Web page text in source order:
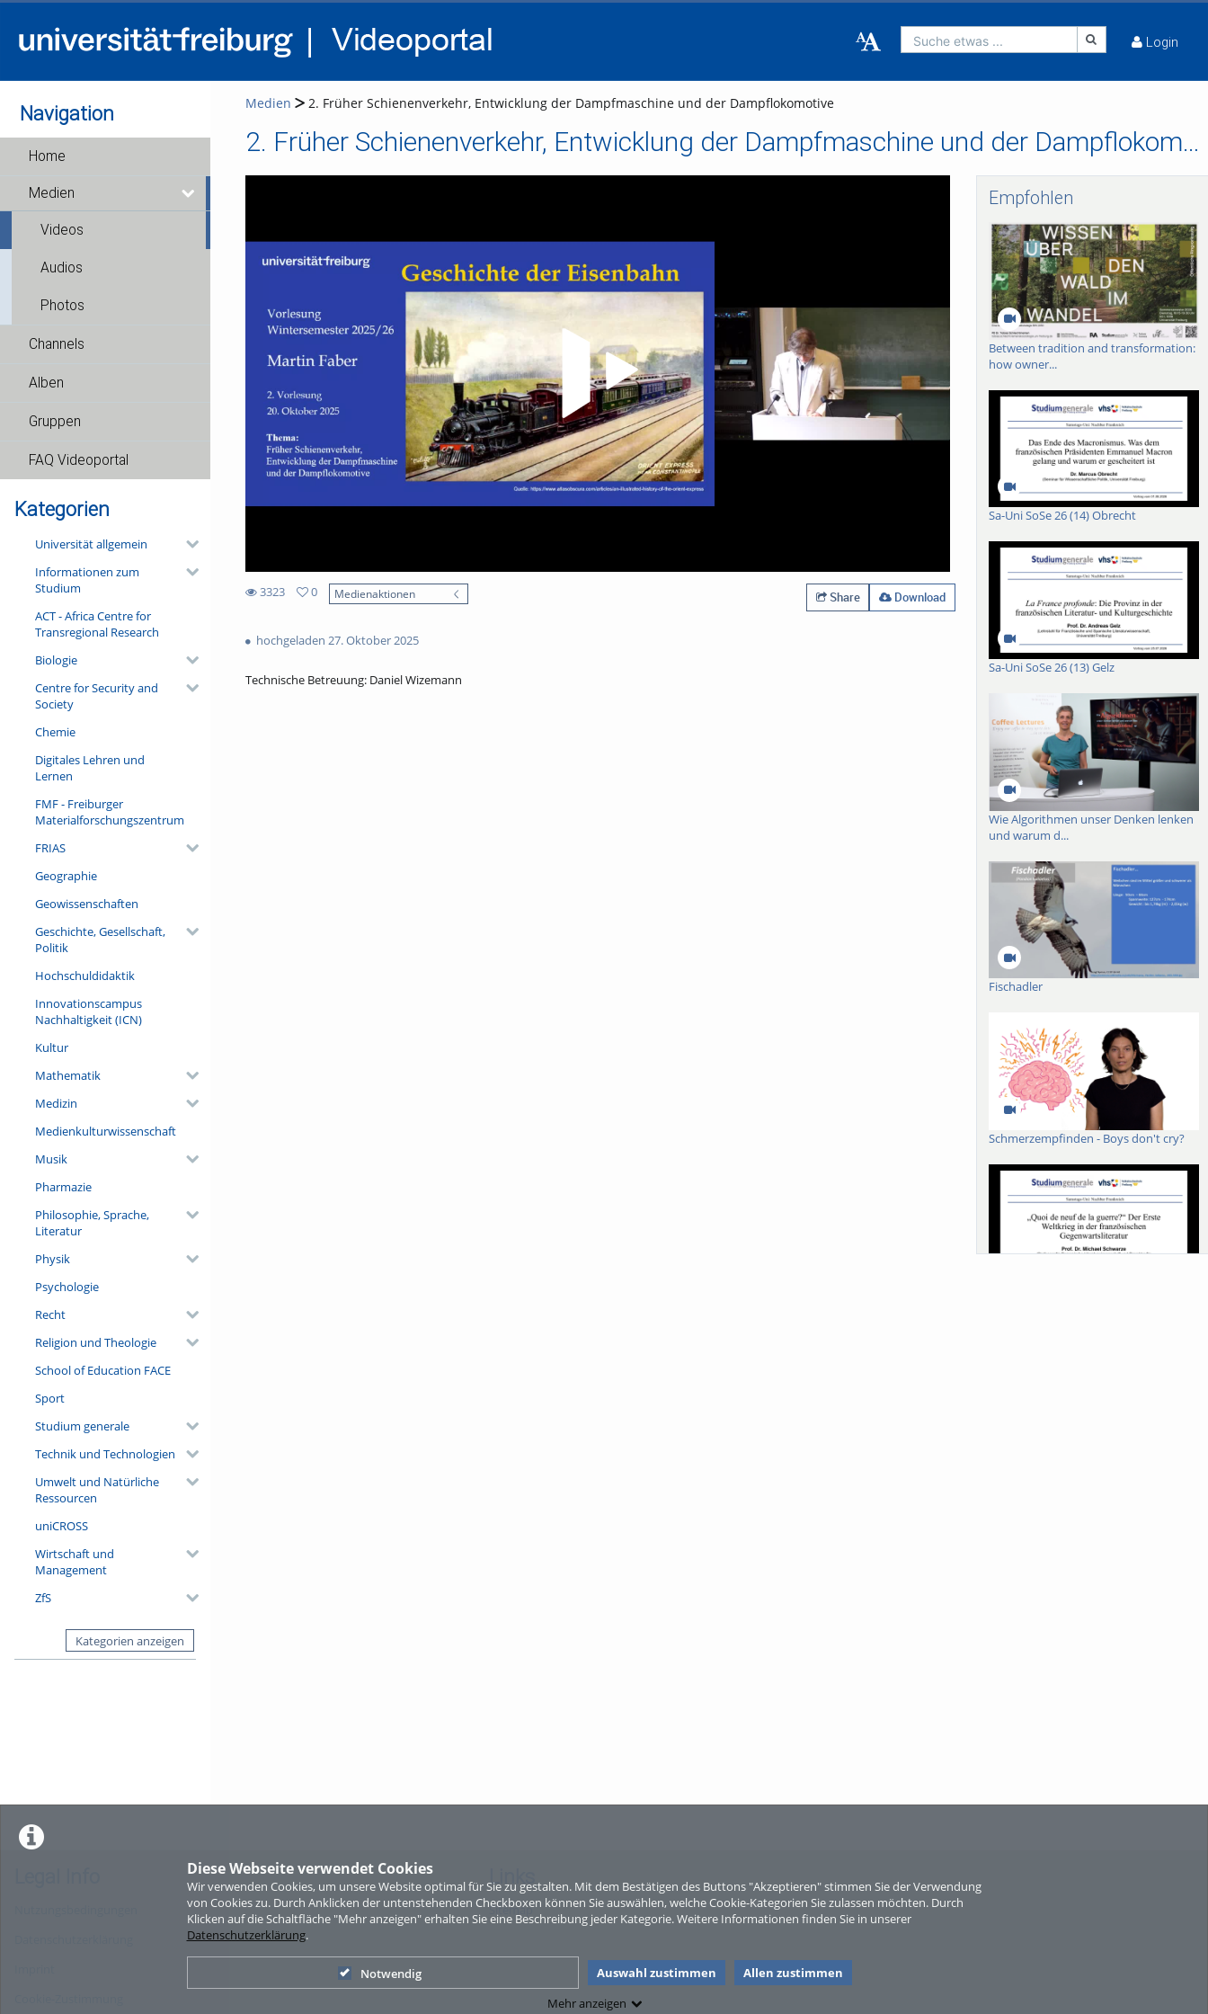
Diese Webseite verwendet Cookies
Wir verwenden Cookies, um unsere Website optimal für Sie zu gestalten. Mit dem Bestätigen des Buttons "Akzeptieren" stimmen Sie der Verwendung
von Cookies zu. Durch Anklicken der untenstehenden Checkboxen können Sie auswählen, welche Cookie-Kategorien Sie zulassen möchten. Durch
Klicken auf die Schaltfläche "Mehr anzeigen" erhalten Sie eine Beschreibung jeder Kategorie. Weitere Informationen finden Sie in unserer
Datenschutzerklärung.
Notwendig Auswahl zustimmen
Allen zustimmen
Mehr anzeigen
Suche etwas ... Login
Navigation
Home
Medien
Videos
Audios
Photos
Channels
Alben
Gruppen
FAQ Videoportal
Kategorien
Universität allgemein
Informationen zum
Studium
ACT - Africa Centre for
Transregional Research
Biologie
Centre for Security and
Society
Chemie
Digitales Lehren und
Lernen
FMF - Freiburger
Materialforschungszentrum
FRIAS
Geographie
Geowissenschaften
Geschichte, Gesellschaft,
Politik
Hochschuldidaktik
Innovationscampus
Nachhaltigkeit (ICN)
Kultur
Mathematik
Medizin
Medienkulturwissenschaft
Musik
Pharmazie
Philosophie, Sprache,
Literatur
Physik
Psychologie
Recht
Religion und Theologie
School of Education FACE
Sport
Studium generale
Technik und Technologien
Umwelt und Natürliche
Ressourcen
uniCROSS
Wirtschaft und
Management
ZfS
Kategorien anzeigen
Medien 2. Früher Schienenverkehr, Entwicklung der Dampfmaschine und der Dampflokomotive
2. Früher Schienenverkehr, Entwicklung der Dampfmaschine und der Dampflokomotive
Video abspielen
3323
views
0
Medienaktionen Share Download
hochgeladen 27. Oktober 2025
Technische Betreuung: Daniel Wizemann
Empfohlen
Between tradition and transformation:
how owner...
Sa-Uni SoSe 26 (14) Obrecht
Sa-Uni SoSe 26 (13) Gelz
Wie Algorithmen unser Denken lenken
und warum d...
Fischadler
Schmerzempfinden - Boys don't cry?
Links
Sitemap